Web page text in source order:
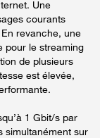
Une
courants
revanche, une
pour le streaming
de plusieurs
est élevée,
1 Gbit/s par
simultanément sur